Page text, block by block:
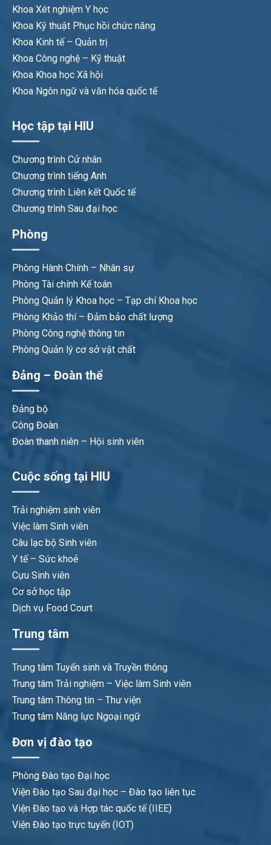
Khoa Xét nghiệm Y học
Khoa Kỹ thuật Phục hồi chức năng
Khoa Kinh tế – Quản trị
Khoa Công nghệ – Kỹ thuật
Khoa Khoa học Xã hội
Khoa Ngôn ngữ và văn hóa quốc tế
Học tập tại HIU
Chương trình Cử nhân
Chương trình tiếng Anh
Chương trình Liên kết Quốc tế
Chương trình Sau đại học
Phòng
Phòng Hành Chính – Nhân sự
Phòng Tài chính Kế toán
Phòng Quản lý Khoa học – Tạp chí Khoa học
Phòng Khảo thí – Đảm bảo chất lượng
Phòng Công nghệ thông tin
Phòng Quản lý cơ sở vật chất
Đảng – Đoàn thể
Đảng bộ
Công Đoàn
Đoàn thanh niên – Hội sinh viên
Cuộc sống tại HIU
Trải nghiệm sinh viên
Việc làm Sinh viên
Câu lạc bộ Sinh viên
Y tế – Sức khoẻ
Cựu Sinh viên
Cơ sở học tập
Dịch vụ Food Court
Trung tâm
Trung tâm Tuyển sinh và Truyền thông
Trung tâm Trải nghiệm – Việc làm Sinh viên
Trung tâm Thông tin – Thư viện
Trung tâm Năng lực Ngoại ngữ
Đơn vị đào tạo
Phòng Đào tạo Đại học
Viện Đào tạo Sau đại học – Đào tạo liên tục
Viện Đào tạo và Hợp tác quốc tế (IIEE)
Viện Đào tạo trực tuyến (IOT)